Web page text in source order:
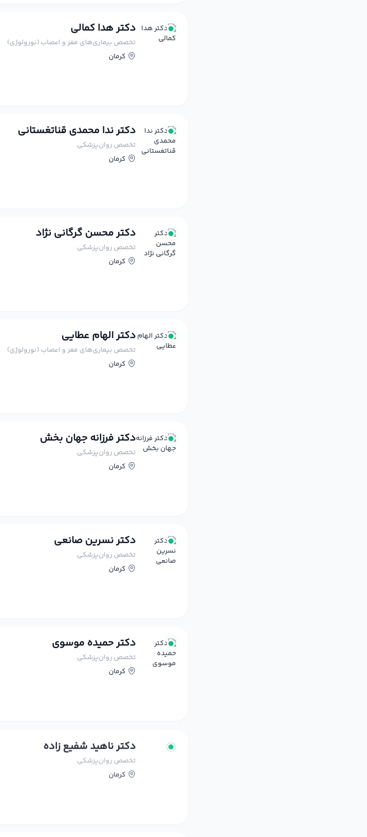
دکتر هدا کمالی
تخصص بیماری‌های مغز و اعصاب (نورولوژی)
کرمان
دکتر ندا محمدی قناتغستانی
تخصص روان‌پزشکی
کرمان
دکتر محسن گرگانی نژاد
تخصص روان‌پزشکی
کرمان
دکتر الهام عطایی
تخصص بیماری‌های مغز و اعصاب (نورولوژی)
کرمان
دکتر فرزانه جهان بخش
تخصص روان‌پزشکی
کرمان
دکتر نسرین صانعی
تخصص روان‌پزشکی
کرمان
دکتر حمیده موسوی
تخصص روان‌پزشکی
کرمان
دکتر ناهید شفیع زاده
تخصص روان‌پزشکی
کرمان